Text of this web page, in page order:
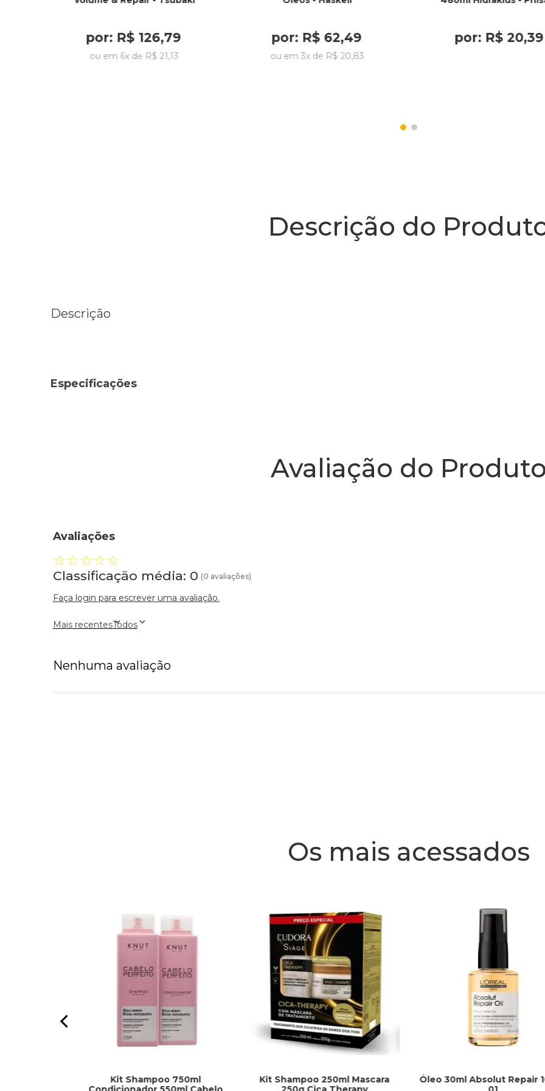
por: R$ 126,79
ou em6x de R$ 21,13
por: R$ 62,49
ou em3x de R$ 20,83
por: R$ 20,39
Descrição do
Descrição
Especificações
Avaliação do
Avaliações
☆☆☆☆☆
Classificação média: 0 (0 avaliações)
Faça login para escrever uma avaliação.
Mais recentesTodos
Nenhuma avaliação
Os mais acessados
Kit Shampoo 750ml
Kit Shampoo 250ml Mascara
Óleo 30ml Absolut Repair